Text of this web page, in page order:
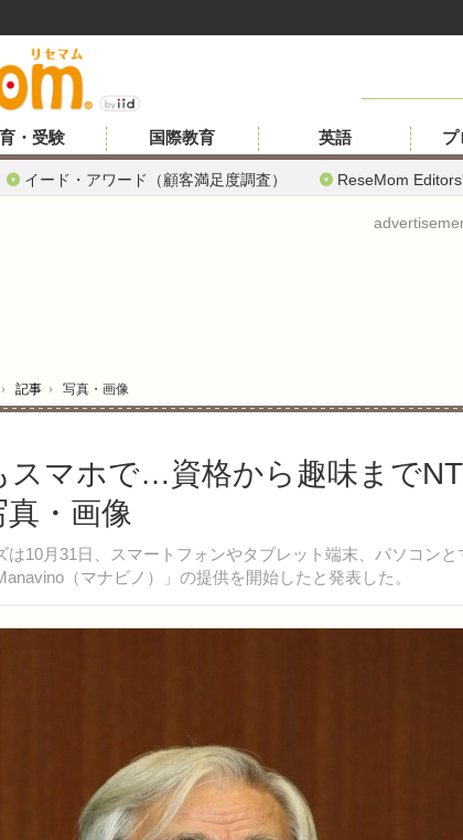
イード・アワード（顧客満足度調査） ReseMom
・受験 国際教育 英語 プ
› 記事 › 写真・画像
スマホで…資格から趣味まで
真・画像
10月31日、スマートフォンやタブレット端末、パソコンと
（マナビノ）」の提供を開始したと発表した。